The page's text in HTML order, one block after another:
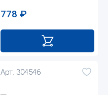
778 ₽
Арт. 304546